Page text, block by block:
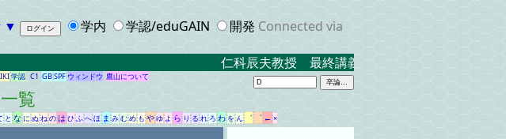
▼ 学内 学認/eduGAIN 開発 Connected via
仁科辰夫教授 最終講義 ２０２３．３．１７ 米
学認 C1 GBSPF ウィンドウ 鷹山について
覧
と なにぬねのはひふへほま みむめもやゆよ らり るれろわをん゛゜← ×